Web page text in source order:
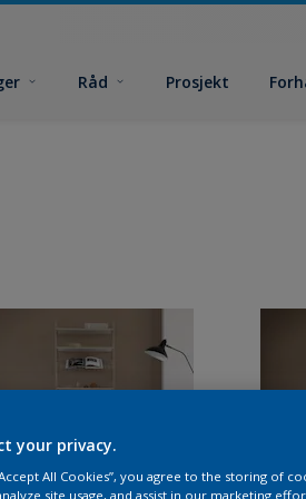
Råd Prosjekt
your privacy.
All Cookies”, you agree to the storing of
site usage, and assist in our marketing